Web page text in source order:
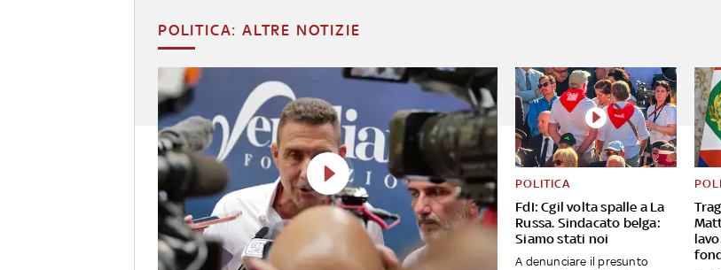
POLITICA: ALTRE NOTIZIE
FdI: Cgil volta spalle a La
Russa. Sindacato belga:
Siamo stati noi
POLITICA
A denunciare il presunto